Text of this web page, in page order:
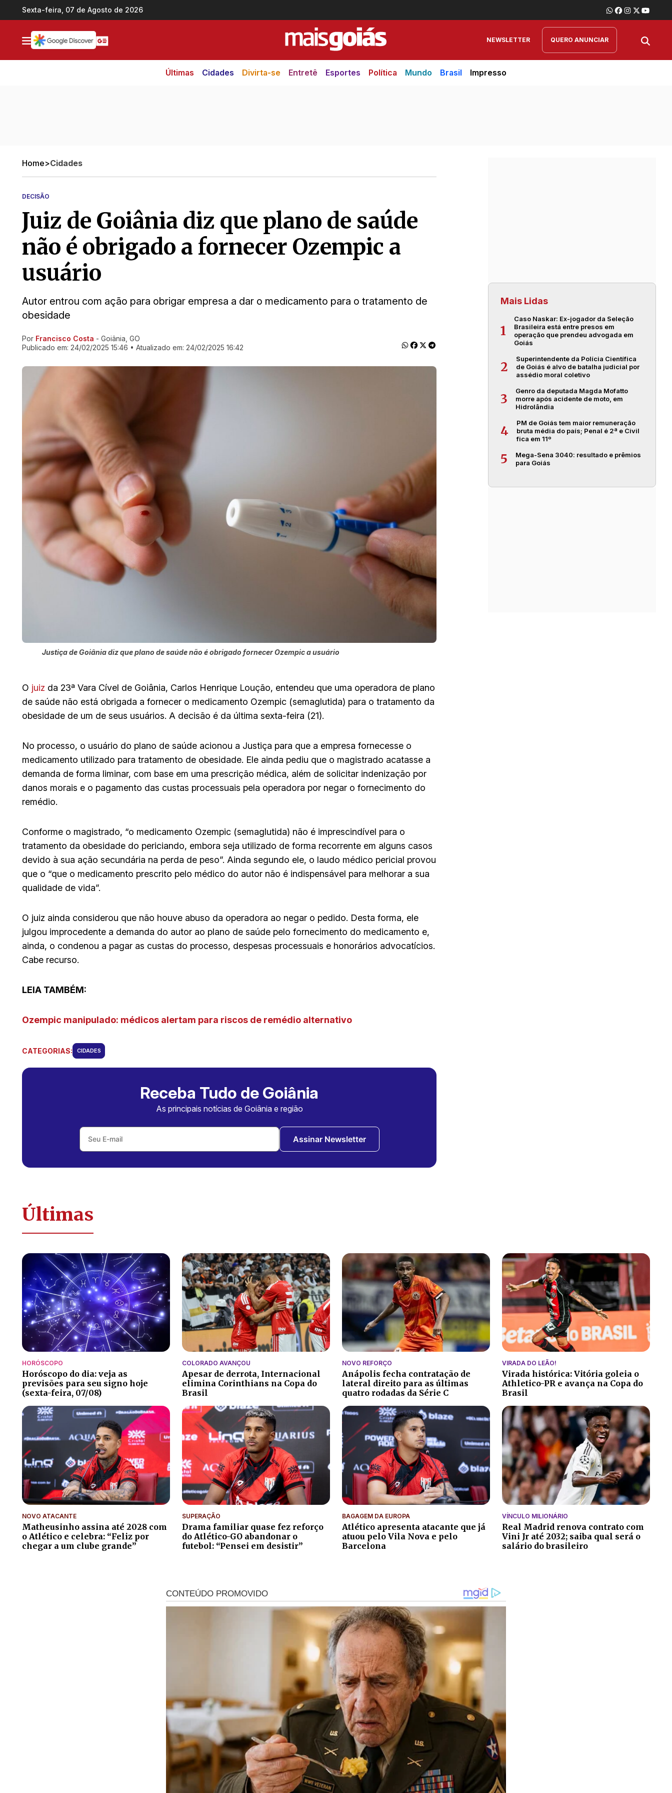
Ir direto pro conteúdo
Sexta-feira, 07 de Agosto de 2026
NEWSLETTER QUERO ANUNCIAR
Últimas Cidades Divirta-se Entretê Esportes Política Mundo Brasil Impresso
Home>Cidades
DECISÃO
Juiz de Goiânia diz que plano de saúde
não é obrigado a fornecer Ozempic a
usuário
Autor entrou com ação para obrigar empresa a dar o medicamento para o tratamento de
obesidade
Ir direto pra matéria
Por Francisco Costa - Goiânia, GO
Publicado em: 24/02/2025 15:46 • Atualizado em: 24/02/2025 16:42
Justiça de Goiânia diz que plano de saúde não é obrigado fornecer Ozempic a usuário
O juiz da 23ª Vara Cível de Goiânia, Carlos Henrique Loução, entendeu que uma operadora de plano
de saúde não está obrigada a fornecer o medicamento Ozempic (semaglutida) para o tratamento da
obesidade de um de seus usuários. A decisão é da última sexta-feira (21).
No processo, o usuário do plano de saúde acionou a Justiça para que a empresa fornecesse o
medicamento utilizado para tratamento de obesidade. Ele ainda pediu que o magistrado acatasse a
demanda de forma liminar, com base em uma prescrição médica, além de solicitar indenização por
danos morais e o pagamento das custas processuais pela operadora por negar o fornecimento do
remédio.
Conforme o magistrado, “o medicamento Ozempic (semaglutida) não é imprescindível para o
tratamento da obesidade do periciando, embora seja utilizado de forma recorrente em alguns casos
devido à sua ação secundária na perda de peso”. Ainda segundo ele, o laudo médico pericial provou
que o “que o medicamento prescrito pelo médico do autor não é indispensável para melhorar a sua
qualidade de vida”.
O juiz ainda considerou que não houve abuso da operadora ao negar o pedido. Desta forma, ele
julgou improcedente a demanda do autor ao plano de saúde pelo fornecimento do medicamento e,
ainda, o condenou a pagar as custas do processo, despesas processuais e honorários advocatícios.
Cabe recurso.
LEIA TAMBÉM:
Ozempic manipulado: médicos alertam para riscos de remédio alternativo
CATEGORIAS: CIDADES
Receba Tudo de Goiânia
As principais notícias de Goiânia e região
Assinar Newsletter
Mais Lidas
1
Caso Naskar: Ex-jogador da Seleção
Brasileira está entre presos em
operação que prendeu advogada em
Goiás
2
Superintendente da Polícia Científica
de Goiás é alvo de batalha judicial por
assédio moral coletivo
3
Genro da deputada Magda Mofatto
morre após acidente de moto, em
Hidrolândia
4
PM de Goiás tem maior remuneração
bruta média do país; Penal é 2ª e Civil
fica em 11º
5
Mega-Sena 3040: resultado e prêmios
para Goiás
Últimas
HORÓSCOPO
Horóscopo do dia: veja as
previsões para seu signo hoje
(sexta-feira, 07/08)
COLORADO AVANÇOU
Apesar de derrota, Internacional
elimina Corinthians na Copa do
Brasil
NOVO REFORÇO
Anápolis fecha contratação de
lateral direito para as últimas
quatro rodadas da Série C
VIRADA DO LEÃO!
Virada histórica: Vitória goleia o
Athletico-PR e avança na Copa do
Brasil
NOVO ATACANTE
Matheusinho assina até 2028 com
o Atlético e celebra: “Feliz por
chegar a um clube grande”
SUPERAÇÃO
Drama familiar quase fez reforço
do Atlético-GO abandonar o
futebol: “Pensei em desistir”
BAGAGEM DA EUROPA
Atlético apresenta atacante que já
atuou pelo Vila Nova e pelo
Barcelona
VÍNCULO MILIONÁRIO
Real Madrid renova contrato com
Vini Jr até 2032; saiba qual será o
salário do brasileiro